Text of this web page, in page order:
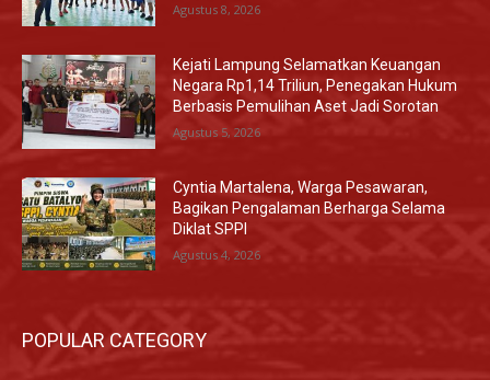
Agustus 8, 2026
Kejati Lampung Selamatkan Keuangan
Negara Rp1,14 Triliun, Penegakan Hukum
Berbasis Pemulihan Aset Jadi Sorotan
Agustus 5, 2026
Cyntia Martalena, Warga Pesawaran,
Bagikan Pengalaman Berharga Selama
Diklat SPPI
Agustus 4, 2026
POPULAR CATEGORY